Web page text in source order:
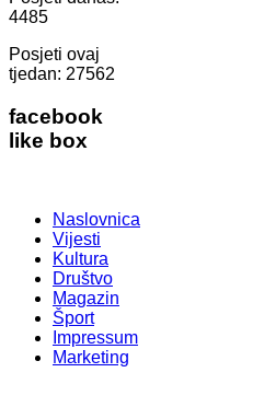
4485
Posjeti ovaj
tjedan: 27562
facebook
like box
Naslovnica
Vijesti
Kultura
Društvo
Magazin
Šport
Impressum
Marketing